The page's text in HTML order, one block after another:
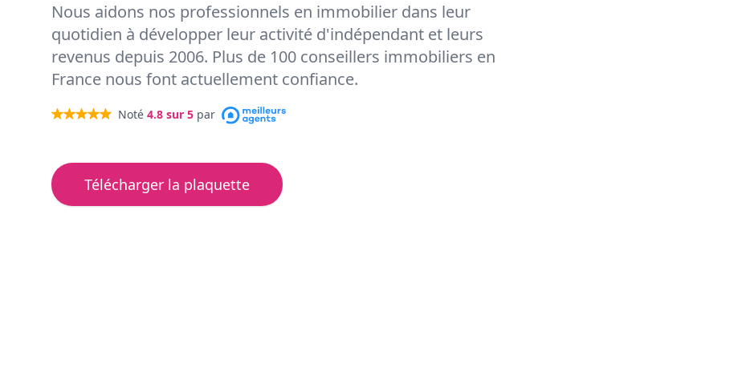
Nous aidons nos professionnels en immobilier dans leur
quotidien à développer leur activité d'indépendant et leurs
revenus depuis 2006. Plus de 100 conseillers immobiliers en
France nous font actuellement confiance.
Noté 4.8 sur 5 par
Télécharger la plaquette